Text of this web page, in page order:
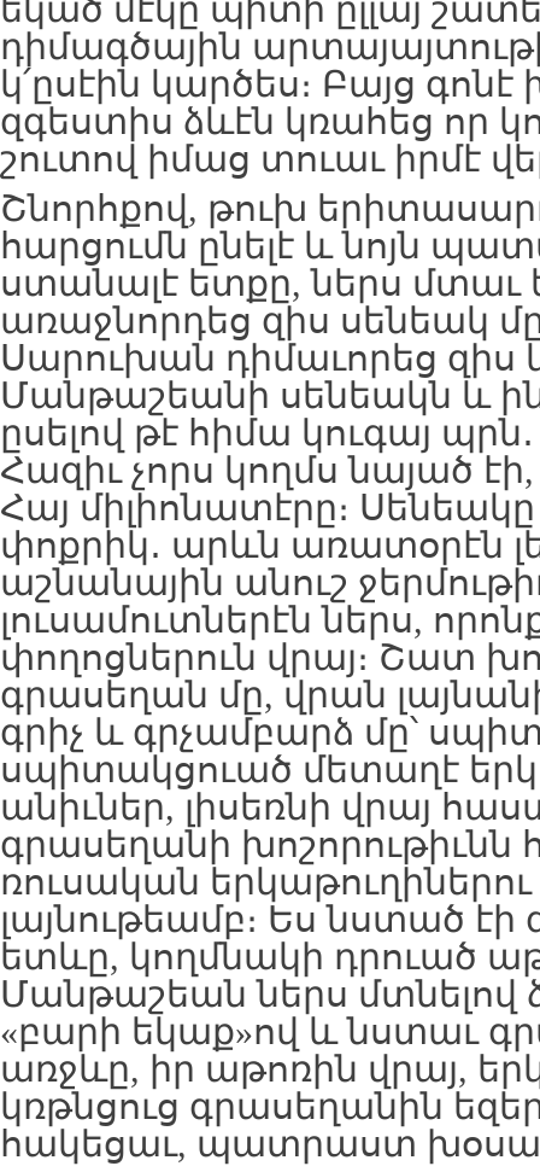
եկած մէկը պիտի ըլլայ
դիմագծային
կ՛ըսէին կարծես։ Բայց
զգեստիս ձևէն կռահեց որ
շուտով իմաց տուաւ իրմէ
Շնորհքով, թուխ երիտասարդ
հարցումն ընելէ և նոյն
ստանալէ ետքը, ներս մտաւ
առաջնորդեց զիս սենեակ
Սարուխան դիմաւորեց
Մանթաշեանի սենեակն և
ըսելով թէ հիմա կուգայ
Հազիւ չորս կողմս նայած
Հայ միլիոնատէրը։
փոքրիկ․ արևն առատօրէն
աշնանային անուշ
լուսամուտներէն ներս,
փողոցներուն վրայ։ Շատ
գրասեղան մը, վրան
գրիչ և գրչամբարձ մը՝
սպիտակցուած մետաղէ
անիւներ, լիսեռնի վրայ
գրասեղանի խոշորութիւնն
ռուսական երկաթուղիներու
լայնութեամբ։ Ես նստած
ետևը, կողմնակի դրուած
Մանթաշեան ներս մտնելով
«բարի եկաք»ով և նստաւ
առջևը, իր աթոռին վրայ,
կռթնցուց գրասեղանին
հակեցաւ, պատրաստ